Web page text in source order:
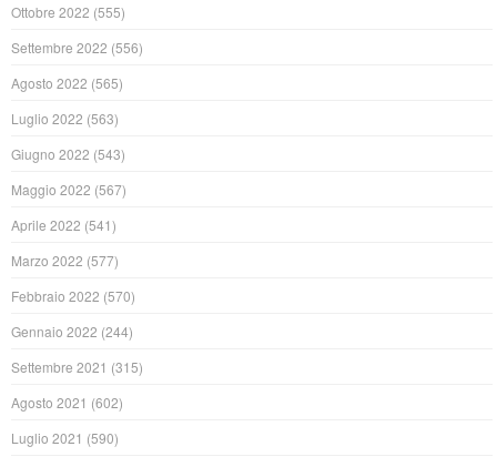
Ottobre 2022 (555)
Settembre 2022 (556)
Agosto 2022 (565)
Luglio 2022 (563)
Giugno 2022 (543)
Maggio 2022 (567)
Aprile 2022 (541)
Marzo 2022 (577)
Febbraio 2022 (570)
Gennaio 2022 (244)
Settembre 2021 (315)
Agosto 2021 (602)
Luglio 2021 (590)